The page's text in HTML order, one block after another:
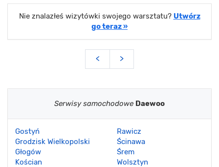
Nie znalazłeś wizytówki swojego warsztatu? Utwórz
go teraz »
< >
Serwisy samochodowe Daewoo
Gostyń
Grodzisk Wielkopolski
Głogów
Kościan
Rawicz
Ścinawa
Śrem
Wolsztyn